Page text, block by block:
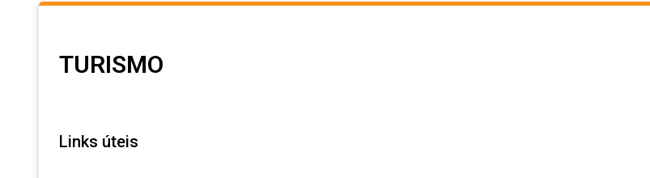
TURISMO
Links úteis